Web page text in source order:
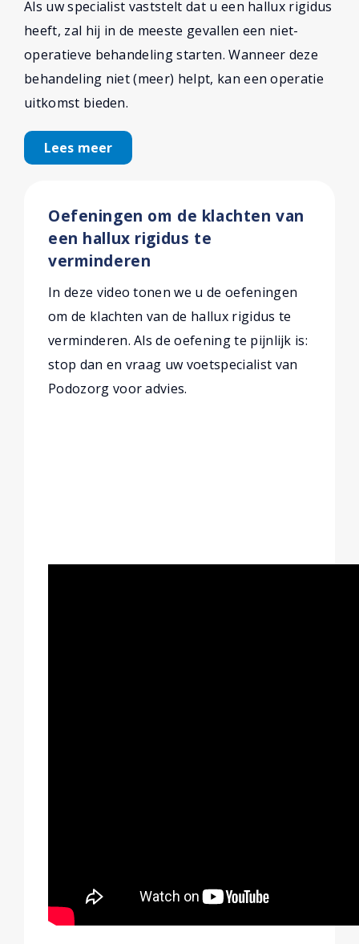
Als uw specialist vaststelt dat u een hallux rigidus
heeft, zal hij in de meeste gevallen een niet-
operatieve behandeling starten. Wanneer deze
behandeling niet (meer) helpt, kan een operatie
uitkomst bieden.
Lees meer
Oefeningen om de klachten van
een hallux rigidus te
verminderen
In deze video tonen we u de oefeningen
om de klachten van de hallux rigidus te
verminderen. Als de oefening te pijnlijk is:
stop dan en vraag uw voetspecialist van
Podozorg voor advies.